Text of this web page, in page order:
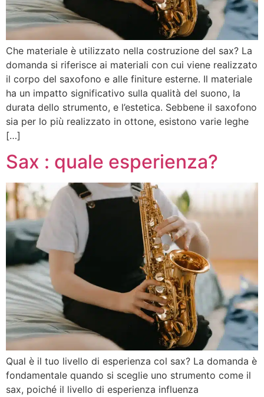
Che materiale è utilizzato nella costruzione del sax? La
domanda si riferisce ai materiali con cui viene realizzato
il corpo del saxofono e alle finiture esterne. Il materiale
ha un impatto significativo sulla qualità del suono, la
durata dello strumento, e l’estetica. Sebbene il saxofono
sia per lo più realizzato in ottone, esistono varie leghe
[…]
Sax : quale esperienza?
Qual è il tuo livello di esperienza col sax? La domanda è
fondamentale quando si sceglie uno strumento come il
sax, poiché il livello di esperienza influenza